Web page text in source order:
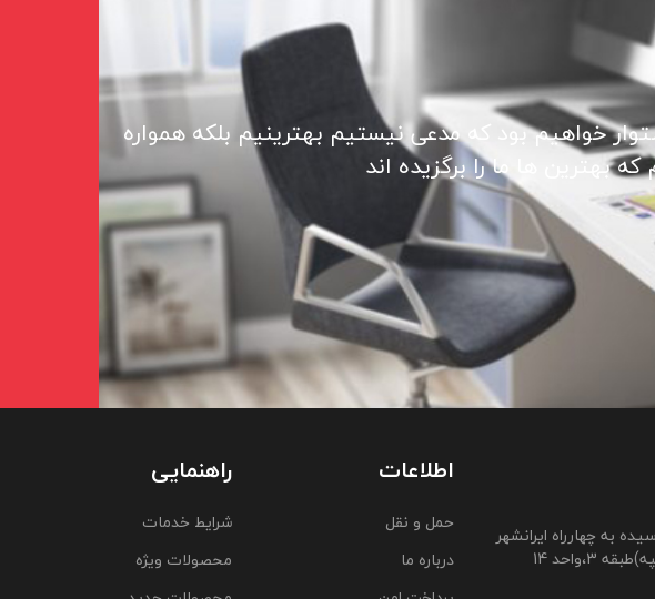
خواهیم بود که مدعی نیستیم بهترینیم بلکه همواره
بهترین ها ما را برگزیده اند
به چهارراه ایرانشهر
اطلاعات
حمل و نقل
درباره ما
راهنمایی
شرایط خدمات
محصولات ویژه